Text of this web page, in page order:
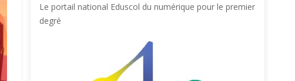
Le portail national Eduscol du numérique pour le premier
degré